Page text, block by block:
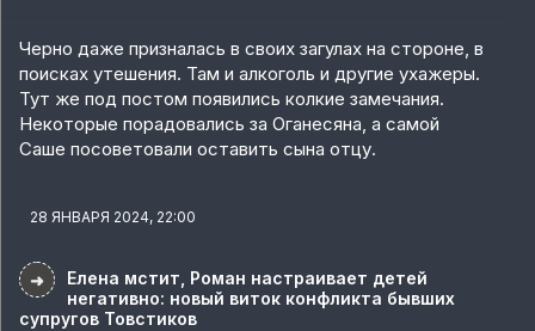
Черно даже призналась в своих загулах на стороне, в
поисках утешения. Там и алкоголь и другие ухажеры.
Тут же под постом появились колкие замечания.
Некоторые порадовались за Оганесяна, а самой
Саше посоветовали оставить сына отцу.
28 ЯНВАРЯ 2024, 22:00
➜
Елена мстит, Роман настраивает детей
негативно: новый виток конфликта бывших
супругов Товстиков